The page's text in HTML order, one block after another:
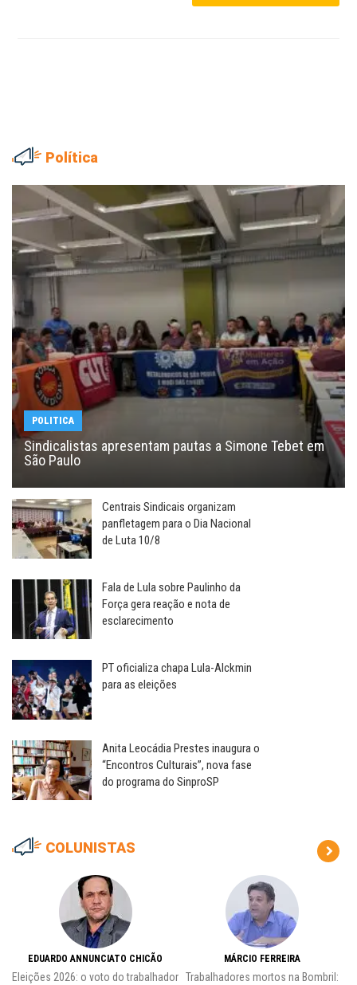
Política
POLITICA
Sindicalistas apresentam pautas a Simone Tebet em
São Paulo
Centrais Sindicais organizam
panfletagem para o Dia Nacional
de Luta 10/8
Fala de Lula sobre Paulinho da
Força gera reação e nota de
esclarecimento
PT oficializa chapa Lula-Alckmin
para as eleições
Anita Leocádia Prestes inaugura o
“Encontros Culturais”, nova fase
do programa do SinproSP
COLUNISTAS
EDUARDO ANNUNCIATO CHICÃO
Eleições 2026: o voto do trabalhador
MÁRCIO FERREIRA
Trabalhadores mortos na Bombril: